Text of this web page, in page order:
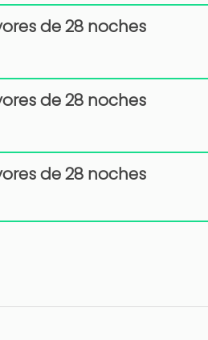
de 28 noches
de 28 noches
de 28 noches